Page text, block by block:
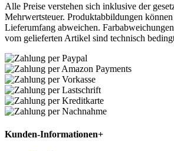
Alle Preise verstehen sich inklusive der
Mehrwertsteuer. Produktabbildungen
Lieferumfang abweichen.
vom gelieferten Artikel sind technisch
Kunden-Informationen+